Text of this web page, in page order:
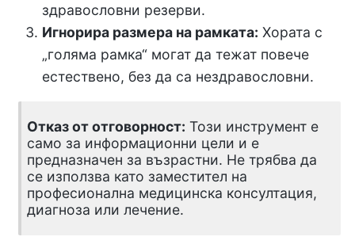
здравословни резерви.
Игнорира размерa на рамката: Хората с
„голяма рамка“ могат да тежат повече
естествено, без да са нездравословни.
Отказ от отговорност: Този инструмент е
само за информационни цели и е
предназначен за възрастни. Не трябва да
се използва като заместител на
професионална медицинска консултация,
диагноза или лечение.